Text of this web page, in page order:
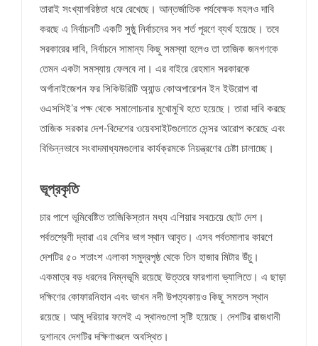
তারাই সংখ্যাগরিষ্ঠতা ধরে রেখেছে। আন্তর্জাতিক পর্যবেক্ষক মহলও দাবি
করছে এ নির্বাচনটি একটি সুষ্ঠু নির্বাচনের সব শর্ত পূরণে ব্যর্থ হয়েছে। তবে
সরকারের দাবি, নির্বাচনে সামান্য কিছু সমস্যা হলেও তা তাজিক জনগণকে
তেমন একটা সমস্যায় ফেলবে না। এর বাইরে রেহমান সরকারকে
অর্গানাইজেশন ফর সিকিউরিটি অ্যান্ড কোঅপারেশন ইন ইউরোপ বা
ওএসসিই’র পক্ষ থেকে সমালোচনার মুখোমুখি হতে হয়েছে। তারা দাবি করছে
তাজিক সরকার দেশ-বিদেশের ওয়েবসাইটগুলোতে সেন্সর আরোপ করেছে এবং
বিভিন্নভাবে সংবাদমাধ্যমগুলোর কার্যক্রমকে নিয়ন্ত্রণের চেষ্টা চালাচ্ছে।
ভূপ্রকৃতি
চার পাশে ভূমিবেষ্টিত তাজিকিস্তান মধ্য এশিয়ার সবচেয়ে ছোট দেশ।
পর্বতশ্রেণী দ্বারা এর বেশির ভাগ স্থান আবৃত। এসব পর্বতমালার কারণে
দেশটির ৫০ শতাংশ এলাকা সমুদ্রপৃষ্ঠ থেকে তিন হাজার মিটার উঁচু।
একমাত্র বড় ধরনের নিম্নভূমি রয়েছে উত্তরে ফারগানা ভ্যালিতে। এ ছাড়া
দক্ষিণের কোফারনিহান এবং ভাখন নদী উপত্যকায়ও কিছু সমতল স্থান
রয়েছে। আমু দরিয়ার ফলেই এ স্থানগুলো সৃষ্টি হয়েছে। দেশটির রাজধানী
দুশানবে দেশটির দক্ষিণাঞ্চলে অবস্থিত।